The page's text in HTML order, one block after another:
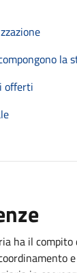
la
offerti
ha il